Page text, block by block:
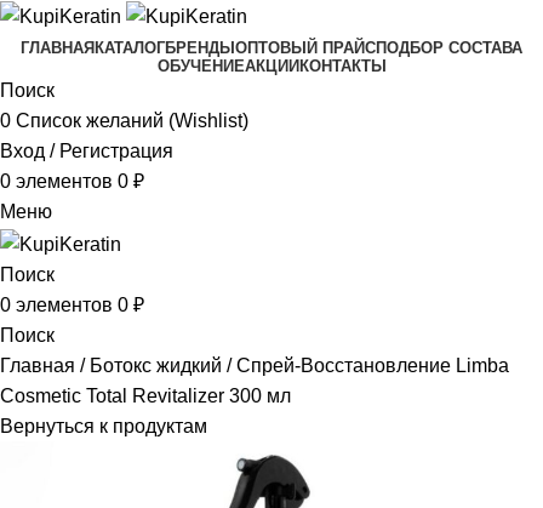
ГЛАВНАЯ КАТАЛОГБРЕНДЫ ОПТОВЫЙ ПРАЙСПОДБОР СОСТАВА
ОБУЧЕНИЕАКЦИИ КОНТАКТЫ
Поиск
0 Список желаний (Wishlist)
Вход / Регистрация
0 элементов 0 ₽
Меню
Поиск
0 элементов 0 ₽
Поиск
Главная
Ботокс жидкий
Спрей-Восстановление Limba
Cosmetic Total Revitalizer 300 мл
Вернуться к продуктам